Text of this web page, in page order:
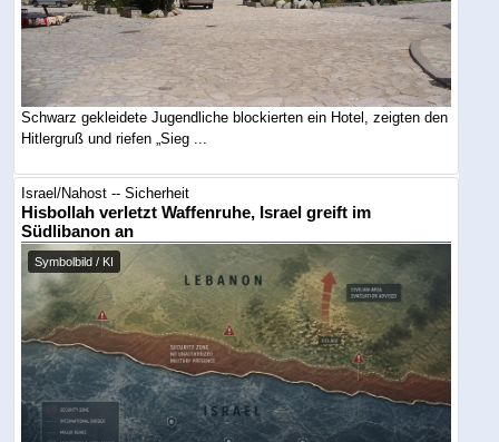
Schwarz gekleidete Jugendliche blockierten ein Hotel, zeigten den
Hitlergruß und riefen „Sieg ...
Israel/Nahost -- Sicherheit
Hisbollah verletzt Waffenruhe, Israel greift im
Südlibanon an
Symbolbild / KI